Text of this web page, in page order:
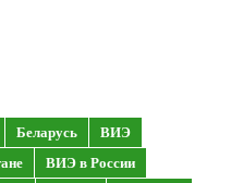
Беларусь
ВИЭ
ВИЭ в России